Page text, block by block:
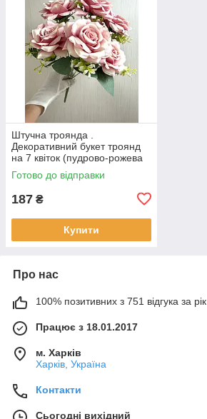
Штучна троянда .
Декоративний букет троянд
на 7 квіток (пудрово-рожева
43 см )
Готово до відправки
187 ₴
Купити
Про нас
100% позитивних з 751 відгука за рік
Працює з 18.01.2017
м. Харків
Харків, Україна
Контакти
Сьогодні вихідний